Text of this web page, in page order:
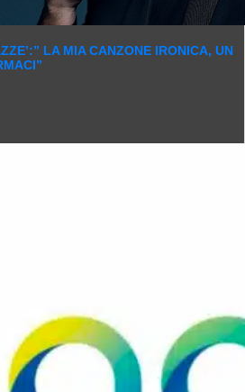
LA MIA CANZONE IRONICA, UN